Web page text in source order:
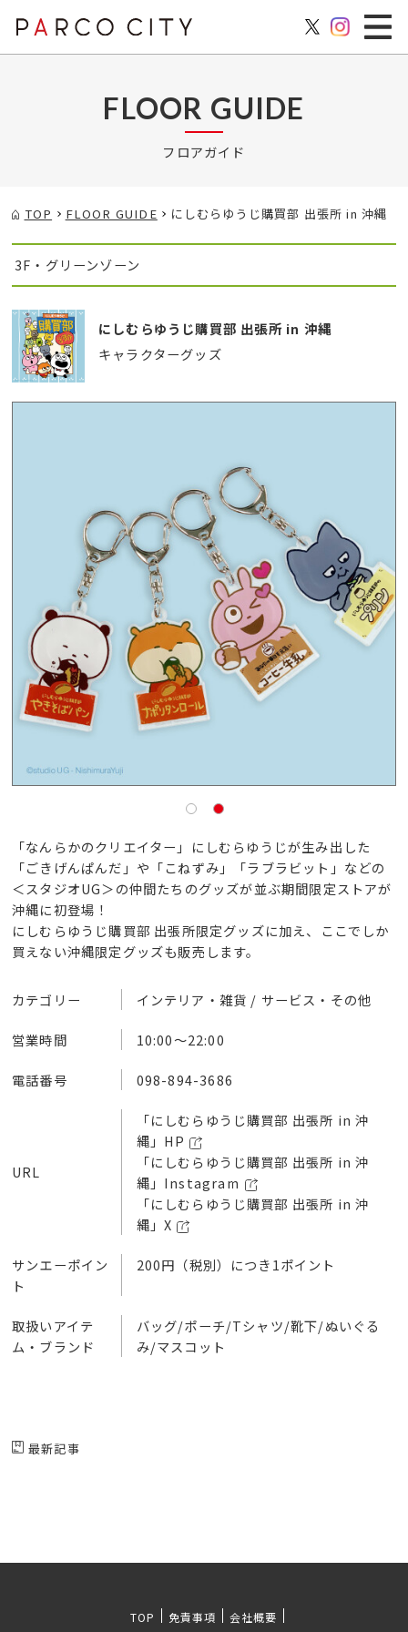
FLOOR GUIDE
フロアガイド
TOP FLOOR GUIDE にしむらゆうじ購買部 出張所 in 沖縄
3F・グリーンゾーン
にしむらゆうじ購買部 出張所 in 沖縄
キャラクターグッズ
「なんらかのクリエイター」にしむらゆうじが生み出した
「ごきげんぱんだ」や「こねずみ」「ラブラビット」などの
＜スタジオUG＞の仲間たちのグッズが並ぶ期間限定ストアが
沖縄に初登場！
にしむらゆうじ購買部 出張所限定グッズに加え、ここでしか
買えない沖縄限定グッズも販売します。
カテゴリー インテリア・雑貨 / サービス・その他
営業時間 10:00～22:00
電話番号 098-894-3686
URL
「にしむらゆうじ購買部 出張所 in 沖
縄」HP
「にしむらゆうじ購買部 出張所 in 沖
縄」Instagram
「にしむらゆうじ購買部 出張所 in 沖
縄」X
サンエーポイン
ト
200円（税別）につき1ポイント
取扱いアイテ
ム・ブランド
バッグ/ポーチ/Tシャツ/靴下/ぬいぐる
み/マスコット
最新記事
TOP 免責事項 会社概要